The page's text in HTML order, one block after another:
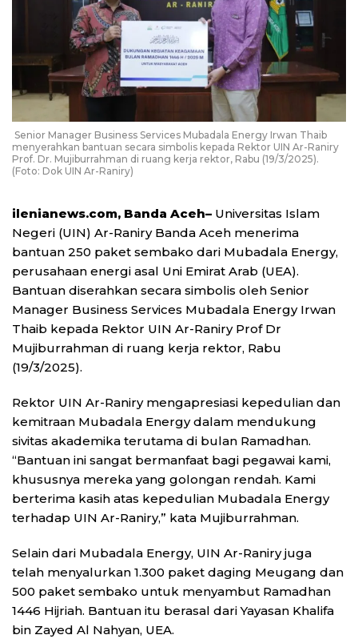
Senior Manager Business Services Mubadala Energy Irwan Thaib
menyerahkan bantuan secara simbolis kepada Rektor UIN Ar-Raniry
Prof. Dr. Mujiburrahman di ruang kerja rektor, Rabu (19/3/2025).
(Foto: Dok UIN Ar-Raniry)
ilenianews.com, Banda Aceh– Universitas Islam
Negeri (UIN) Ar-Raniry Banda Aceh menerima
bantuan 250 paket sembako dari Mubadala Energy,
perusahaan energi asal Uni Emirat Arab (UEA).
Bantuan diserahkan secara simbolis oleh Senior
Manager Business Services Mubadala Energy Irwan
Thaib kepada Rektor UIN Ar-Raniry Prof Dr
Mujiburrahman di ruang kerja rektor, Rabu
(19/3/2025).
Rektor UIN Ar-Raniry mengapresiasi kepedulian dan
kemitraan Mubadala Energy dalam mendukung
sivitas akademika terutama di bulan Ramadhan.
“Bantuan ini sangat bermanfaat bagi pegawai kami,
khususnya mereka yang golongan rendah. Kami
berterima kasih atas kepedulian Mubadala Energy
terhadap UIN Ar-Raniry,” kata Mujiburrahman.
Selain dari Mubadala Energy, UIN Ar-Raniry juga
telah menyalurkan 1.300 paket daging Meugang dan
500 paket sembako untuk menyambut Ramadhan
1446 Hijriah. Bantuan itu berasal dari Yayasan Khalifa
bin Zayed Al Nahyan, UEA.